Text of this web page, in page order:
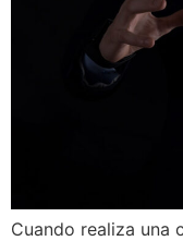
Cuando realiza una